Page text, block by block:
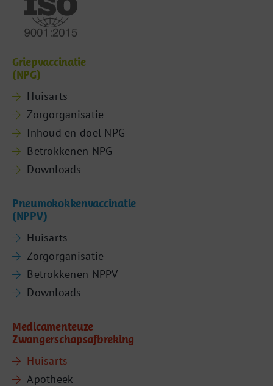
Griepvaccinatie
(NPG)
Huisarts
Zorgorganisatie
Inhoud en doel NPG
Betrokkenen NPG
Downloads
Pneumokokkenvaccinatie
(NPPV)
Huisarts
Zorgorganisatie
Betrokkenen NPPV
Downloads
Medicamenteuze
Zwangerschapsafbreking
Huisarts
Apotheek